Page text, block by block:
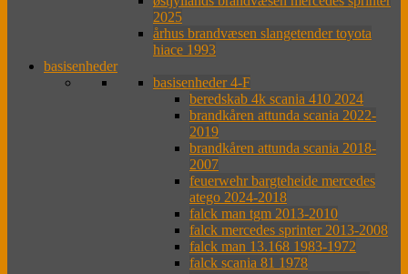
2025
århus brandvæsen slangetender toyota
hiace 1993
basisenheder
basisenheder 4-F
beredskab 4k scania 410 2024
brandkåren attunda scania 2022-
2019
brandkåren attunda scania 2018-
2007
feuerwehr bargteheide mercedes
atego 2024-2018
falck man tgm 2013-2010
falck mercedes sprinter 2013-2008
falck man 13.168 1983-1972
falck scania 81 1978